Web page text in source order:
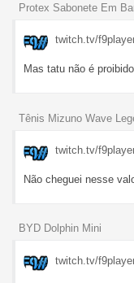
Protex Sabonete Em
twitch.tv/
Mas tatu não é
Tênis Mizuno Wave
twitch.tv/
Não cheguei nesse
BYD Dolphin Mini
twitch.tv/